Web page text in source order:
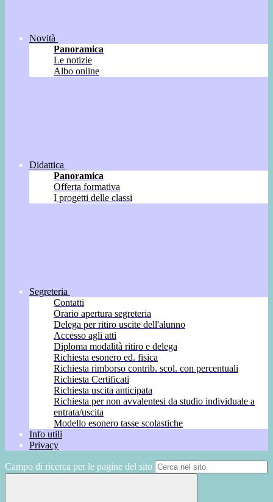
Novità
Panoramica
Le notizie
Albo online
Didattica
Panoramica
Offerta formativa
I progetti delle classi
Segreteria
Contatti
Orario apertura segreteria
Delega per ritiro uscite dell'alunno
Accesso agli atti
Diploma modalità ritiro e delega
Richiesta esonero ed. fisica
Richiesta rimborso contrib. scol. con percentuali
Richiesta Certificati
Richiesta uscita anticipata
Richiesta per non avvalentesi da studio individuale a
entrata/uscita
Modello esonero tasse scolastiche
Info utili
Privacy
Campo di ricerca per le pagine del sito